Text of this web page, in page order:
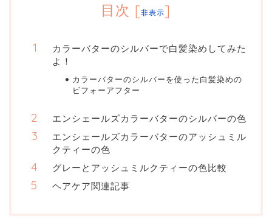
目次 [非表示]
カラーバターのシルバーで白髪染めしてみた
よ！
カラーバターのシルバーを使った白髪染めの
ビフォーアフター
エンシェールズカラーバターのシルバーの色
エンシェールズカラーバターのアッシュミル
クティーの色
グレーとアッシュミルクティーの色比較
ヘアケア関連記事